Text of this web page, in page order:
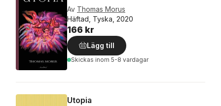
Av Thomas Morus
Häftad, Tyska, 2020
166 kr
Lägg till
Skickas inom 5-8 vardagar
Utopia